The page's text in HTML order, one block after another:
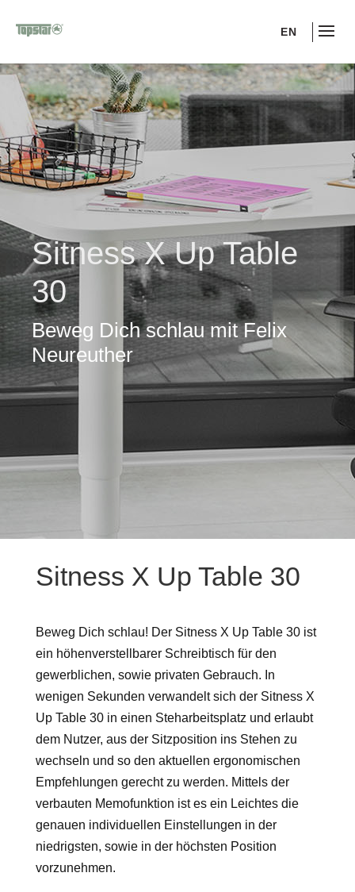
EN
Sitness X Up Table
30
Beweg Dich schlau mit Felix
Neureuther
Sitness X Up Table 30
Beweg Dich schlau! Der Sitness X Up Table 30 ist
ein höhenverstellbarer Schreibtisch für den
gewerblichen, sowie privaten Gebrauch. In
wenigen Sekunden verwandelt sich der Sitness X
Up Table 30 in einen Steharbeitsplatz und erlaubt
dem Nutzer, aus der Sitzposition ins Stehen zu
wechseln und so den aktuellen ergonomischen
Empfehlungen gerecht zu werden. Mittels der
verbauten Memofunktion ist es ein Leichtes die
genauen individuellen Einstellungen in der
niedrigsten, sowie in der höchsten Position
vorzunehmen.